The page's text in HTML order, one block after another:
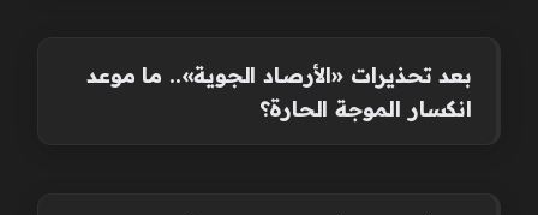
بعد تحذيرات «الأرصاد الجوية».. ما موعد
انكسار الموجة الحارة؟